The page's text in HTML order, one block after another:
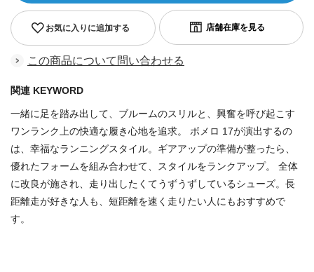
お気に入りに追加する
この商品について問い合わせる
関連 KEYWORD
一緒に足を踏み出して、ブルームのスリルと、興奮を呼び起こす
ワンランク上の快適な履き心地を追求。 ボメロ 17が演出するの
は、幸福なランニングスタイル。ギアアップの準備が整ったら、
優れたフォームを組み合わせて、スタイルをランクアップ。 全体
に改良が施され、走り出したくてうずうずしているシューズ。長
距離走が好きな人も、短距離を速く走りたい人にもおすすめで
す。